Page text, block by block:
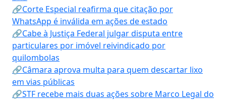
🔗Corte Especial reafirma que citação por
WhatsApp é inválida em ações de estado
🔗Cabe à Justiça Federal julgar disputa entre
particulares por imóvel reivindicado por
quilombolas
🔗Câmara aprova multa para quem descartar lixo
em vias públicas
🔗STF recebe mais duas ações sobre Marco Legal do